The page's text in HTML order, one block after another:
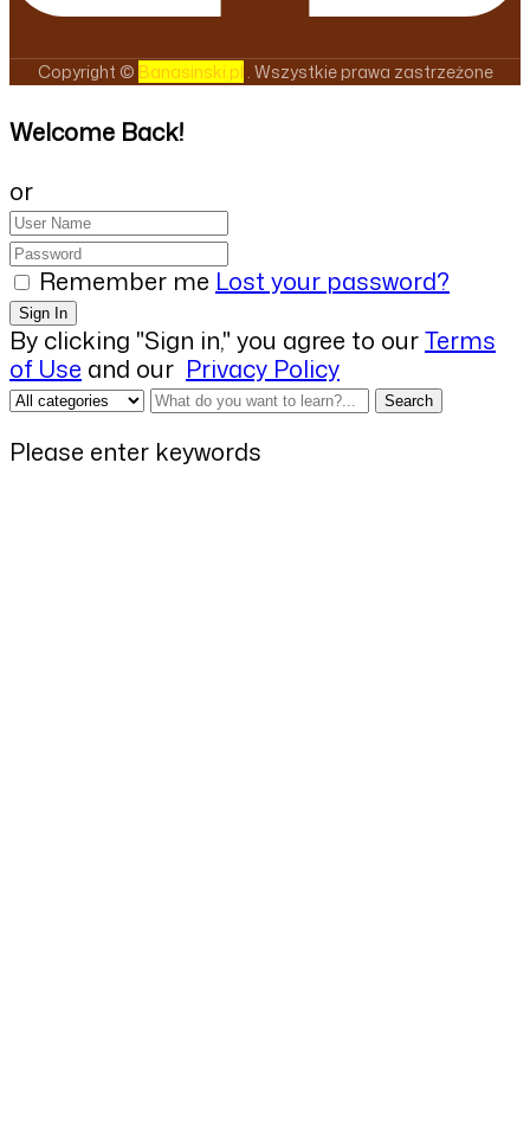
Copyright © Banasinski.pl . Wszystkie prawa zastrzeżone
Welcome Back!
or
Remember me Lost your password?
By clicking "Sign in," you agree to ourTerms
of Use and our Privacy Policy
Search
Please enter keywords